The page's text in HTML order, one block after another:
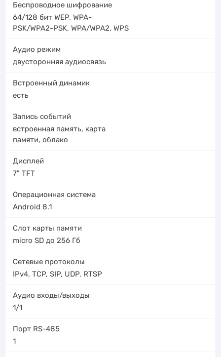
Беспроводное шифрование
64/128 бит WEP, WPA-
PSK/WPA2-PSK, WPA/WPA2, WPS
Аудио режим
двусторонняя аудиосвязь
Встроенный динамик
есть
Запись событий
встроенная память, карта
памяти, облако
Дисплей
7" TFT
Операционная система
Android 8.1
Слот карты памяти
micro SD до 256 Гб
Сетевые протоколы
IPv4, TCP, SIP, UDP, RTSP
Аудио входы/выходы
1/1
Порт RS-485
1